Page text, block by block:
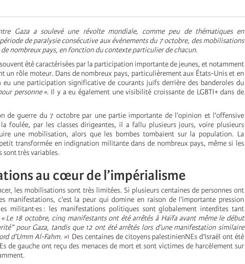
Gaza a soulevé une révolte mondiale, comme peu de thématiques en
de paralysie consécutive aux évènements du 7 octobre, des mobilisations
de nombreux pays, en fonction du contexte particulier de chacun.
été caractérisées par la participation importante de jeunes, et notamment
un rôle moteur. Dans de nombreux pays, particulièrement aux États-Unis et en
eu une participation significative de courants juifs derrière des banderoles du
personne ». Il y a eu également une visibilité croissante de LGBTI+ dans de
de guerre du 7 octobre par une partie importante de l’opinion et l’offensive
foulée, par les classes dirigeantes, il a fallu plusieurs jours, voire plusieurs
une mobilisation, alors que les bombes tombaient sur la population. La
transformée en indignation militante dans de nombreux pays, même si les
sont très variables.
au cœur de l’impérialisme
les mobilisations sont très limitées. Si plusieurs centaines de personnes ont
manifestations, c’est la peur qui domine en raison de l’importante pression
militant·es : les manifestations politiques sont globalement interdites tant
« Le 18 octobre, cinq manifestants ont été arrêtés à Haïfa avant même le début
pour Gaza, tandis que 12 ont été arrêtés lors d’une manifestation similaire
d’Umm Al-Fahm. »1 Des centaines de citoyens palestinienNEs d’Israël ont été
de gauche ont reçu des menaces de mort et sont victimes de harcèlement sur